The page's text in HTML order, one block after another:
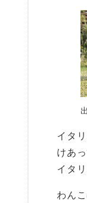
イタ
けあ
イタ
わん